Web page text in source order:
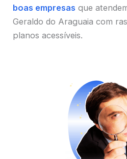
boas empresas que
Geraldo do Araguaia com
planos acessíveis.